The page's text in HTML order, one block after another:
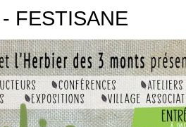
FESTISANE